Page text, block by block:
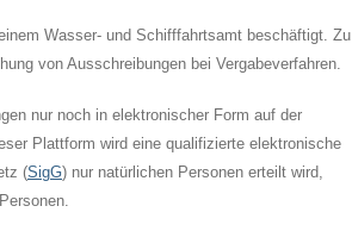
Wasser- und Schifffahrtsamt beschäftigt. Zu
von Ausschreibungen bei Vergabeverfahren.
nur noch in elektronischer Form auf der
Plattform wird eine qualifizierte elektronische
(SigG) nur natürlichen Personen erteilt wird,